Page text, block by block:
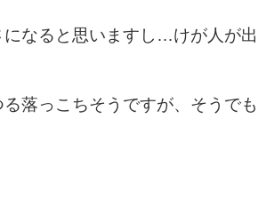
なると思いますし…けが人が出
落っこちそうですが、そうでも